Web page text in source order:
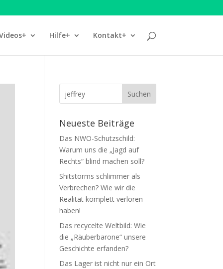
Hilfe+ Kontakt+
Neueste Beiträge
Das NWO-Schutzschild:
Warum uns die „Jagd auf
Rechts“ blind machen soll?
Shitstorms schlimmer als
Verbrechen? Wie wir die
Realität komplett verloren
haben!
Das recycelte Weltbild: Wie
die „Räuberbarone“ unsere
Geschichte erfanden?
Das Lager ist nicht nur ein Ort